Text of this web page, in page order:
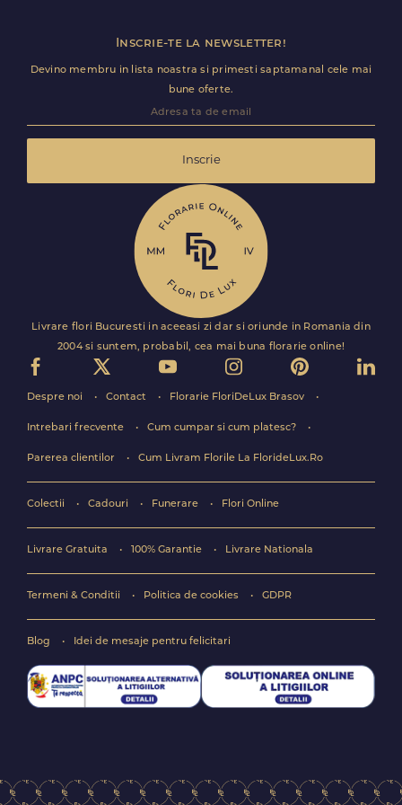
Inscrie-te la newsletter!
Devino membru in lista noastra si primesti saptamanal cele mai
bune oferte.
Inscrie
Livrare flori Bucuresti in aceeasi zi dar si oriunde in Romania din
2004 si suntem, probabil, cea mai buna florarie online!
Despre noi Contact Florarie FloriDeLux Brasov
Intrebari frecvente Cum cumpar si cum platesc?
Parerea clientilor Cum Livram Florile La FlorideLux.Ro
Colectii Cadouri Funerare Flori Online
Livrare Gratuita 100% Garantie Livrare Nationala
Termeni & Conditii Politica de cookies GDPR
Blog Idei de mesaje pentru felicitari